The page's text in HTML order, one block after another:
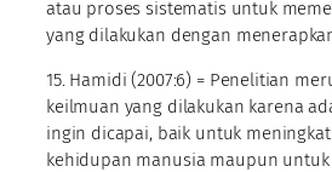
atau proses sistematis untuk
yang dilakukan dengan
15. Hamidi (2007:6) = Penelitian
keilmuan yang dilakukan karena
ingin dicapai, baik untuk
kehidupan manusia maupun